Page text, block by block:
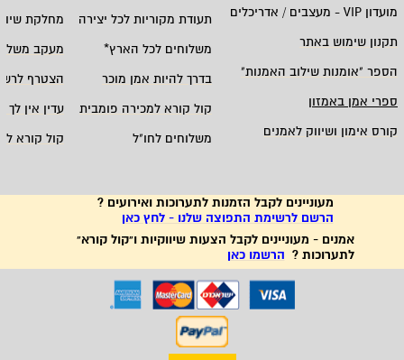
מועדון
מעצבים / אדריכלים תעודת מקוריות לכל יצירה
מחלקת
תקנון שימוש באתר
משלוחים לכל הארץ*
מעקב
הספר "אומנות שילוב האמנות" בדרך להיות אמן מוכר
הצטרף
ספרי אמן באמזון
קול קורא למכירה פומבית
עדין אין לך
קורס אימון ושיווק לאמנים
משלוחים לחו"ל קול קורא
מעוניינים לקבל הזמנות לתערוכות ואירועים ?
הרשם לרשימת התפוצה שלנו - לחץ כאן
אמנים - מעוניינים לקבל הצעות שיווקיות ו"קול קורא"
לתערוכות ? הרשמו כאן